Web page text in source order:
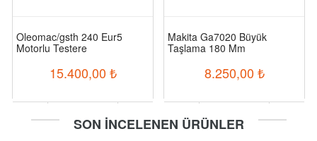
Oleomac/gsth 240 Eur5
Motorlu Testere
15.400,00 ₺
Makita Ga7020 Büyük
Taşlama 180 Mm
8.250,00 ₺
SON İNCELENEN ÜRÜNLER